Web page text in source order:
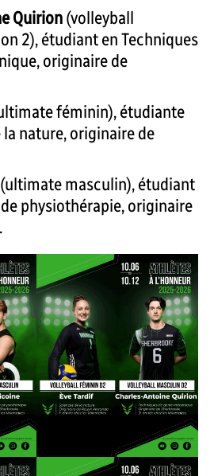
Quirion(volleyball
2), étudiant en Techniques
originaire de
féminin), étudiante
la nature, originaire de
masculin), étudiant
physiothérapie, originaire